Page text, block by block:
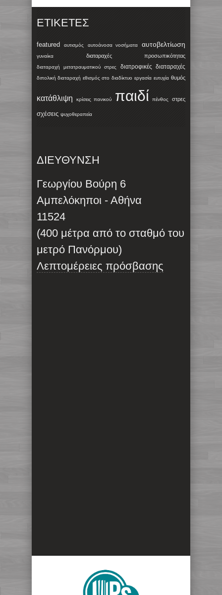
ΕΤΙΚΈΤΕΣ
featured αυτισμός αυτοάνοσα νοσήματα αυτοβελτίωση
γυναίκα διαταραχές προσωπικότητας
διαταραχή μετατραυματικού στρες διατροφικές διαταραχές
διπολική διαταραχή εθισμός στο διαδίκτυο εργασία ευτυχία θυμός
κατάθλιψη κρίσεις πανικού παιδί πένθος στρες
σχέσεις ψυχοθεραπεία
ΔΙΕΥΘΥΝΣΗ
Γεωργίου Βούρη 6
Αμπελόκηποι - Αθήνα
11524
(400 μέτρα από το σταθμό του
μετρό Πανόρμου)
Λεπτομέρειες πρόσβασης